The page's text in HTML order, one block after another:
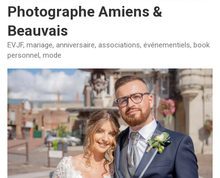
Photographe Amiens &
Beauvais
EVJF, mariage, anniversaire, associations, événementiels, book
personnel, mode